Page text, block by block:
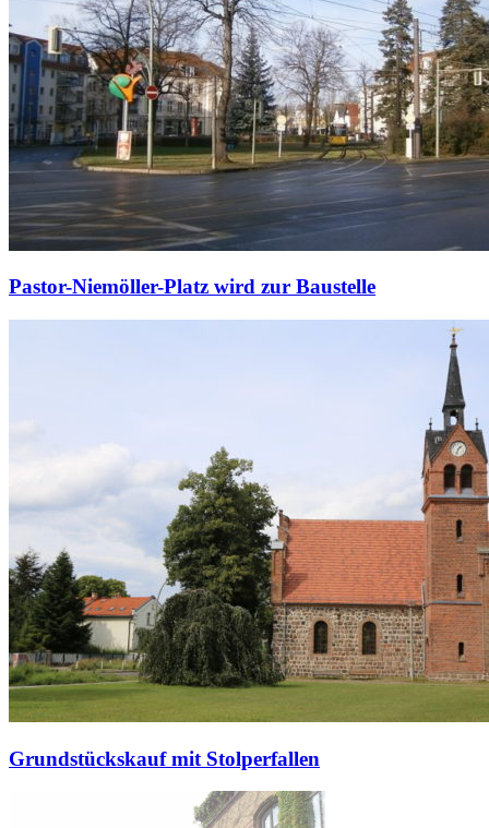
Pastor-Niemöller-Platz wird zur Baustelle
Grundstückskauf mit Stolperfallen